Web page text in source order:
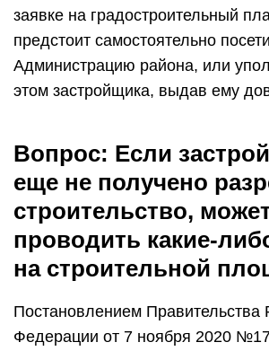
заявке на градостроительный
предстоит самостоятельно
Администрацию района, или
этом застройщика, выдав ему
Вопрос: Если
еще не получено
строительство,
проводить какие-
на строительной
Постановлением Правительства
Федерации от 7 ноября 2020